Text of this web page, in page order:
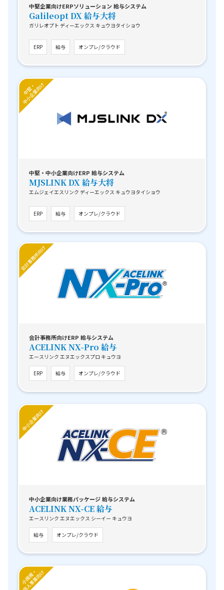
中堅企業向けERPソリューション 給与システム
Galileopt DX 給与大将
ガリレオプト ディーエックス キュウヨタイショウ
ERP 給与 オンプレ/クラウド
中堅・中小企業向けERP 給与システム
MJSLINK DX 給与大将
エムジェイエスリンク ディーエックス キュウヨタイショウ
ERP 給与 オンプレ/クラウド
会計事務所向けERP 給与システム
ACELINK NX-Pro 給与
エースリンク エヌエックスプロ キュウヨ
ERP 給与 オンプレ/クラウド
中小企業向け業務パッケージ 給与システム
ACELINK NX-CE 給与
エースリンク エヌエックス シーイー キュウヨ
給与 オンプレ/クラウド